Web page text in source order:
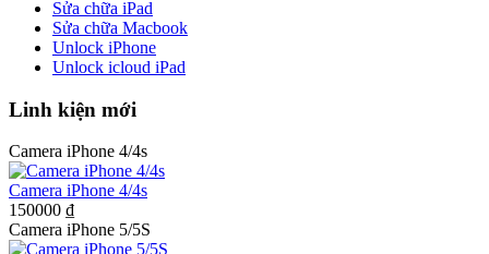
Sửa chữa iPad
Sửa chữa Macbook
Unlock iPhone
Unlock icloud iPad
Linh kiện mới
Camera iPhone 4/4s
Camera iPhone 4/4s
150000 ₫
Camera iPhone 5/5S